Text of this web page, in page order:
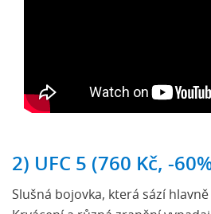
2) UFC 5 (760 Kč, -
Slušná bojovka, která sází